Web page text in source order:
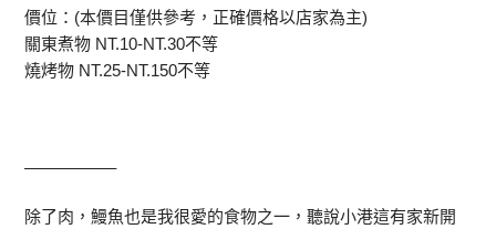
價位：(本價目僅供參考，正確價格以店家為主)
關東煮物 NT.10-NT.30不等
燒烤物 NT.25-NT.150不等
—————–
除了肉，鰻魚也是我很愛的食物之一，聽說小港這有家新開